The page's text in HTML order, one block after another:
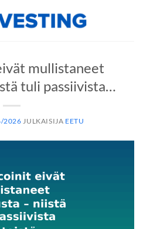
mullistaneet
tuli passiivista…
2026 JULKAISIJA EETU